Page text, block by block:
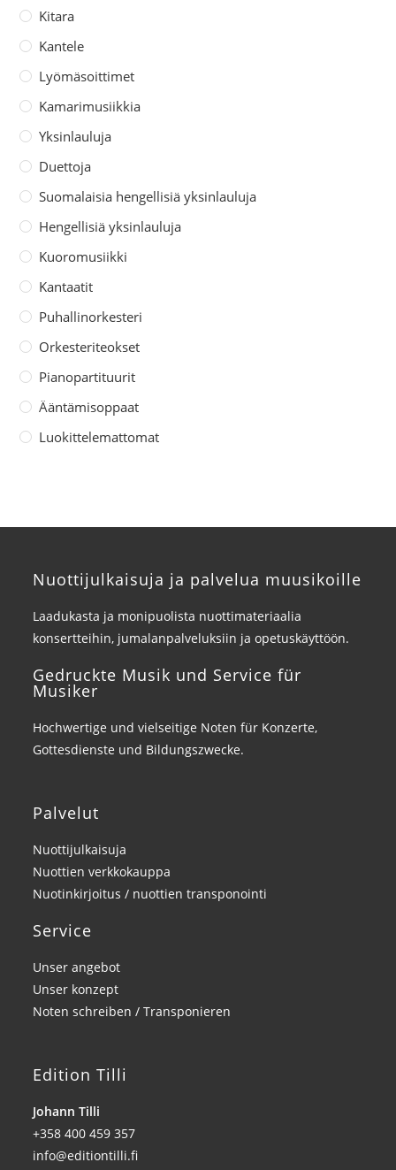
Kitara
Kantele
Lyömäsoittimet
Kamarimusiikkia
Yksinlauluja
Duettoja
Suomalaisia hengellisiä yksinlauluja
Hengellisiä yksinlauluja
Kuoromusiikki
Kantaatit
Puhallinorkesteri
Orkesteriteokset
Pianopartituurit
Ääntämisoppaat
Luokittelemattomat
Nuottijulkaisuja ja palvelua muusikoille
Laadukasta ja monipuolista nuottimateriaalia
konsertteihin, jumalanpalveluksiin ja opetuskäyttöön.
Gedruckte Musik und Service für
Musiker
Hochwertige und vielseitige Noten für Konzerte,
Gottesdienste und Bildungszwecke.
Palvelut
Nuottijulkaisuja
Nuottien verkkokauppa
Nuotinkirjoitus / nuottien transponointi
Service
Unser angebot
Unser konzept
Noten schreiben / Transponieren
Edition Tilli
Johann Tilli
+358 400 459 357
info@editiontilli.fi